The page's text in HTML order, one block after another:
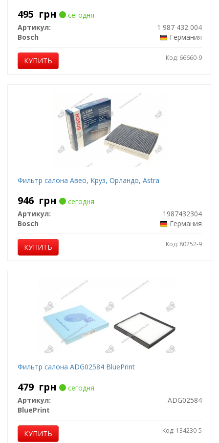
495 грн
сегодня
Артикул:
1 987 432 004
Bosch
Германия
КУПИТЬ Код: 66660-9
Фильтр салона Авео, Круз, Орландо, Astra
946 грн
сегодня
Артикул:
1987432304
Bosch
Германия
КУПИТЬ Код: 80252-9
Фильтр салона ADG02584 BluePrint
479 грн
сегодня
Артикул:
ADG02584
BluePrint
КУПИТЬ Код: 134230-5